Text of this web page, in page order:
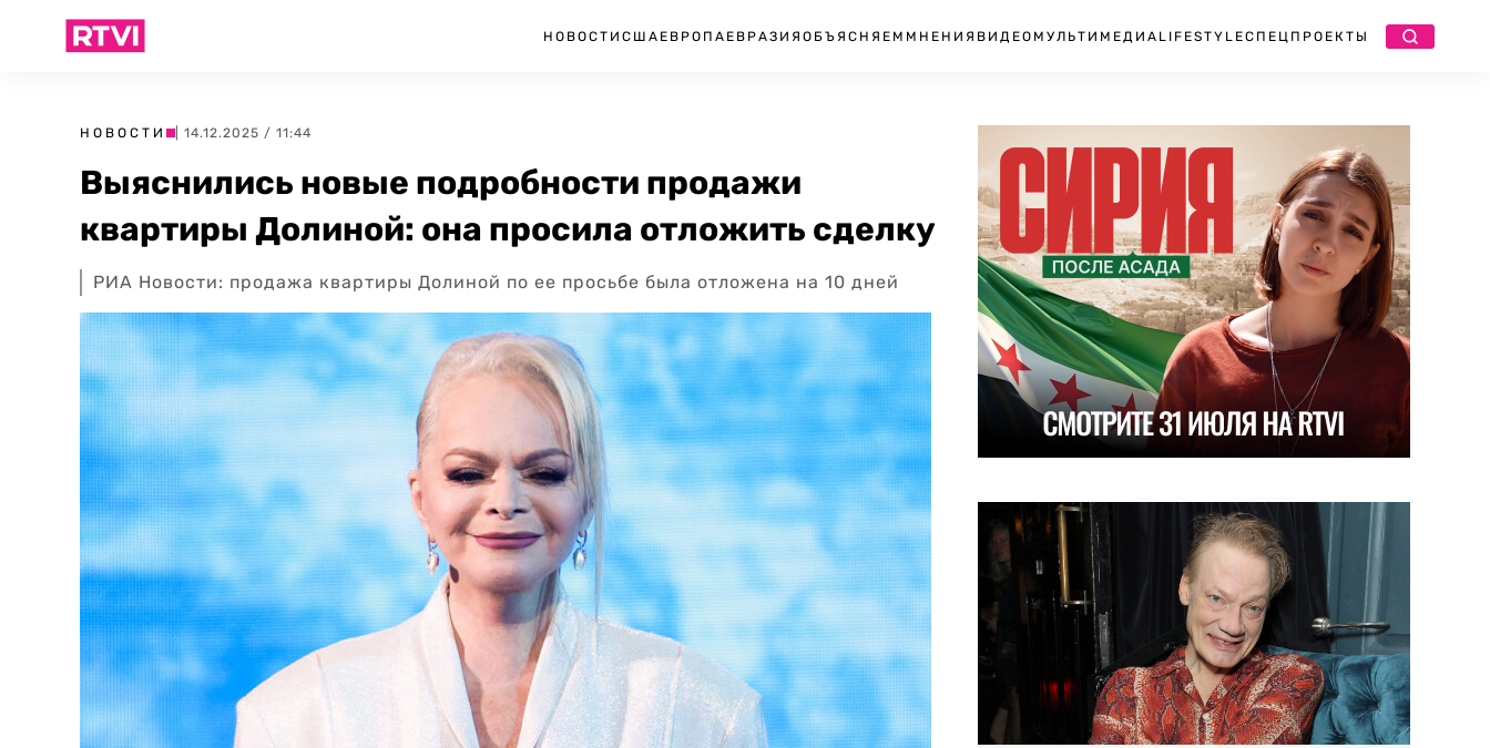
НОВОСТИ США ЕВРОПА ЕВРАЗИЯ ОБЪЯСНЯЕМ МНЕНИЯ ВИДЕО МУЛЬТИМЕДИА LIFESTYLEСПЕЦПРОЕКТЫ
НОВОСТИ | 14.12.2025 / 11:44
Выяснились новые подробности продажи
квартиры Долиной: она просила отложить сделку
РИА Новости: продажа квартиры Долиной по ее просьбе была отложена на 10 дней